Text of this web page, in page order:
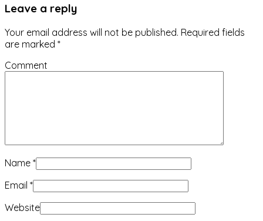
Leave a reply
Your email address will not be published. Required fields
are marked *
Comment
Name *
Email *
Website